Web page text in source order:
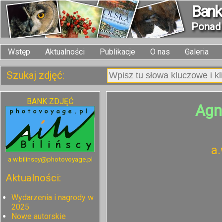
Wstęp Aktualności Publikacje O nas Galeria
Szukaj zdjęć:
BANK ZDJĘĆ
a.w.bilinscy@photovoyage.pl
Aktualności:
Wydarzenia i nagrody w
2025
Nowe autorskie